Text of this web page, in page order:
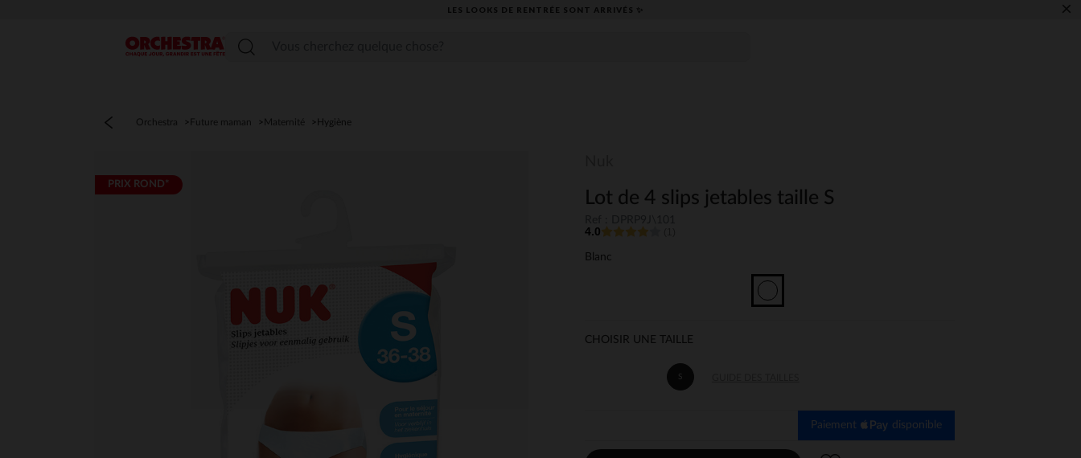
LES LOOKS DE RENTRÉE SONT ARRIVÉS ✨ ×
Menu
Orchestra Future maman Maternité Hygiène
PRIX ROND*
Lot de 4 slips jetables taille S
4.0
Blanc
CHOISIR UNE TAILLE
S
Paiement disponible